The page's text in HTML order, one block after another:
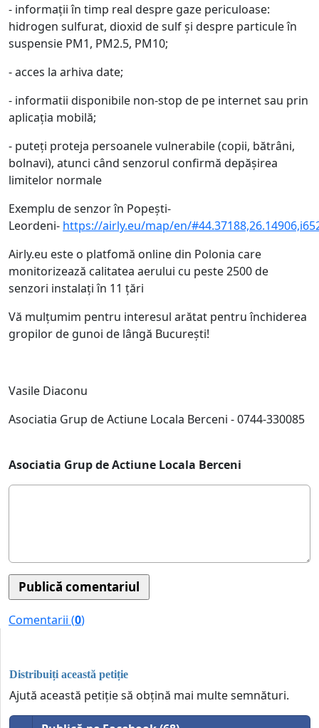
- informații în timp real despre gaze periculoase:
hidrogen sulfurat, dioxid de sulf și despre particule în
suspensie PM1, PM2.5, PM10;
- acces la arhiva date;
- informatii disponibile non-stop de pe internet sau prin
aplicația mobilă;
- puteți proteja persoanele vulnerabile (copii, bătrâni,
bolnavi), atunci când senzorul confirmă depășirea
limitelor normale
Exemplu de senzor în Popești-
Leordeni- https://airly.eu/map/en/
Airly.eu este o platfomă online din Polonia care
monitorizează calitatea aerului cu peste 2500 de
senzori instalați în 11 țări
Vă mulțumim pentru interesul arătat pentru închiderea
gropilor de gunoi de lângă București!
Vasile Diaconu
Asociatia Grup de Actiune Locala Berceni - 0744-330085
Asociatia Grup de Actiune Locala Berceni
Comentarii (0)
Distribuiți această petiție
Ajută această petiție să obțină mai multe semnături.